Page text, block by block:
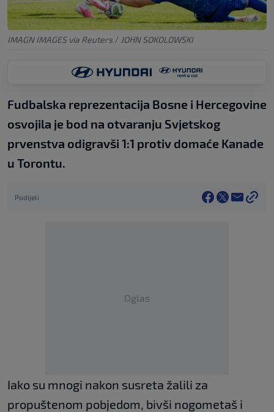
IMAGN IMAGES via Reuters / JOHN SOKOLOWSKI
Fudbalska reprezentacija Bosne i Hercegovine
osvojila je bod na otvaranju Svjetskog
prvenstva odigravši 1:1 protiv domaće Kanade
u Torontu.
Podijeli
Oglas
Iako su mnogi nakon susreta žalili za
propuštenom pobjedom, bivši nogometaš i